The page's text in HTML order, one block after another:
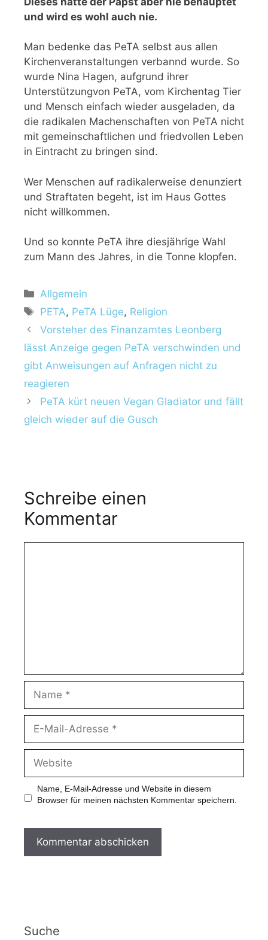
und wird es wohl auch nie.
Man bedenke das PeTA selbst aus allen
Kirchenveranstaltungen verbannd wurde. So
wurde Nina Hagen, aufgrund ihrer
Unterstützungvon PeTA, vom Kirchentag Tier
und Mensch einfach wieder ausgeladen, da
die radikalen Machenschaften von PeTA nicht
mit gemeinschaftlichen und friedvollen Leben
in Eintracht zu bringen sind.
Wer Menschen auf radikalerweise denunziert
und Straftaten begeht, ist im Haus Gottes
nicht willkommen.
Und so konnte PeTA ihre diesjährige Wahl
zum Mann des Jahres, in die Tonne klopfen.
Allgemein
PETA, PeTA Lüge, Religion
Vorsteher des Finanzamtes Leonberg
lässt Anzeige gegen PeTA verschwinden und
gibt Anweisungen auf Anfragen nicht zu
reagieren
PeTA kürt neuen Vegan Gladiator und fällt
gleich wieder auf die Gusch
Schreibe einen
Kommentar
Name, E-Mail-Adresse und Website in diesem
Browser für meinen nächsten Kommentar speichern.
Suche